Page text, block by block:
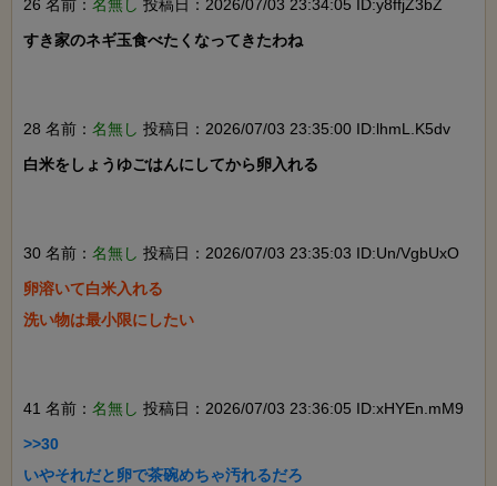
26 名前： 名無し 投稿日：2026/07/03 23:34:05 ID:y8ffjZ3bZ
すき家のネギ玉食べたくなってきたわね
28 名前： 名無し 投稿日：2026/07/03 23:35:00 ID:lhmL.K5dv
白米をしょうゆごはんにしてから卵入れる
30 名前： 名無し 投稿日：2026/07/03 23:35:03 ID:Un/VgbUxO
卵溶いて白米入れる
洗い物は最小限にしたい
41 名前： 名無し 投稿日：2026/07/03 23:36:05 ID:xHYEn.mM9
>>30
いやそれだと卵で茶碗めちゃ汚れるだろ